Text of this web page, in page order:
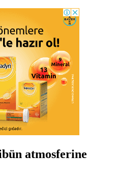
atmosferine